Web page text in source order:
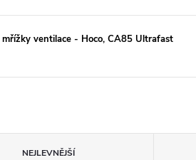
ventilace - Hoco, CA85 Ultrafast
NEJLEVNĚJŠÍ